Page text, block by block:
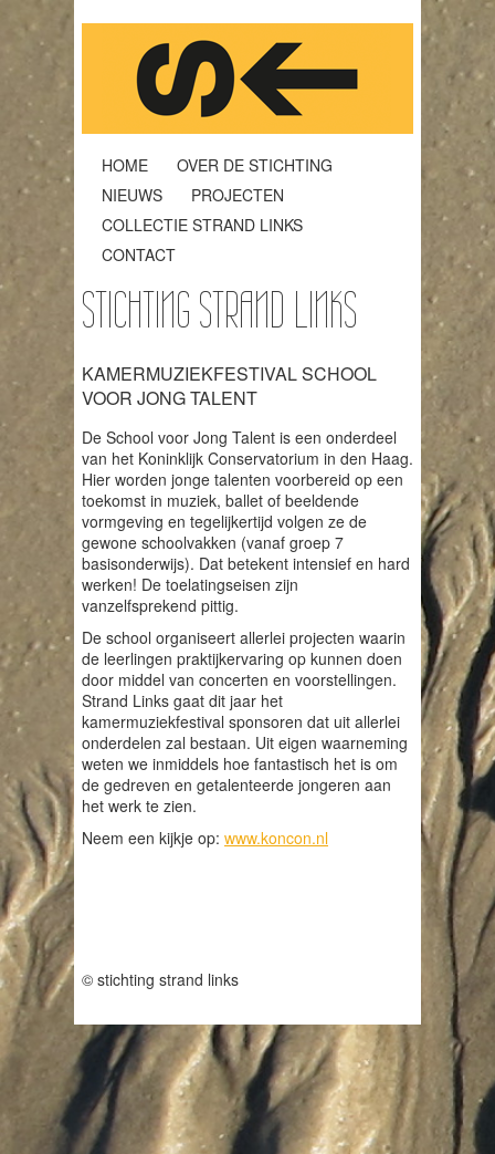
HOME
OVER DE STICHTING
NIEUWS
PROJECTEN
COLLECTIE STRAND LINKS
CONTACT
STICHTING STRAND LINKS
KAMERMUZIEKFESTIVAL SCHOOL
VOOR JONG TALENT
De School voor Jong Talent is een onderdeel
van het Koninklijk Conservatorium in den Haag.
Hier worden jonge talenten voorbereid op een
toekomst in muziek, ballet of beeldende
vormgeving en tegelijkertijd volgen ze de
gewone schoolvakken (vanaf groep 7
basisonderwijs). Dat betekent intensief en hard
werken! De toelatingseisen zijn
vanzelfsprekend pittig.
De school organiseert allerlei projecten waarin
de leerlingen praktijkervaring op kunnen doen
door middel van concerten en voorstellingen.
Strand Links gaat dit jaar het
kamermuziekfestival sponsoren dat uit allerlei
onderdelen zal bestaan. Uit eigen waarneming
weten we inmiddels hoe fantastisch het is om
de gedreven en getalenteerde jongeren aan
het werk te zien.
Neem een kijkje op: www.koncon.nl
© stichting strand links